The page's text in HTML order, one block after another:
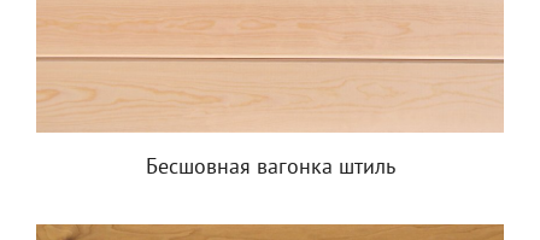
Бесшовная вагонка штиль